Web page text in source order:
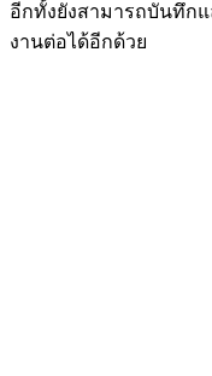
อีกทั้งยังสามารถบันทึก
งานต่อได้อีกด้วย